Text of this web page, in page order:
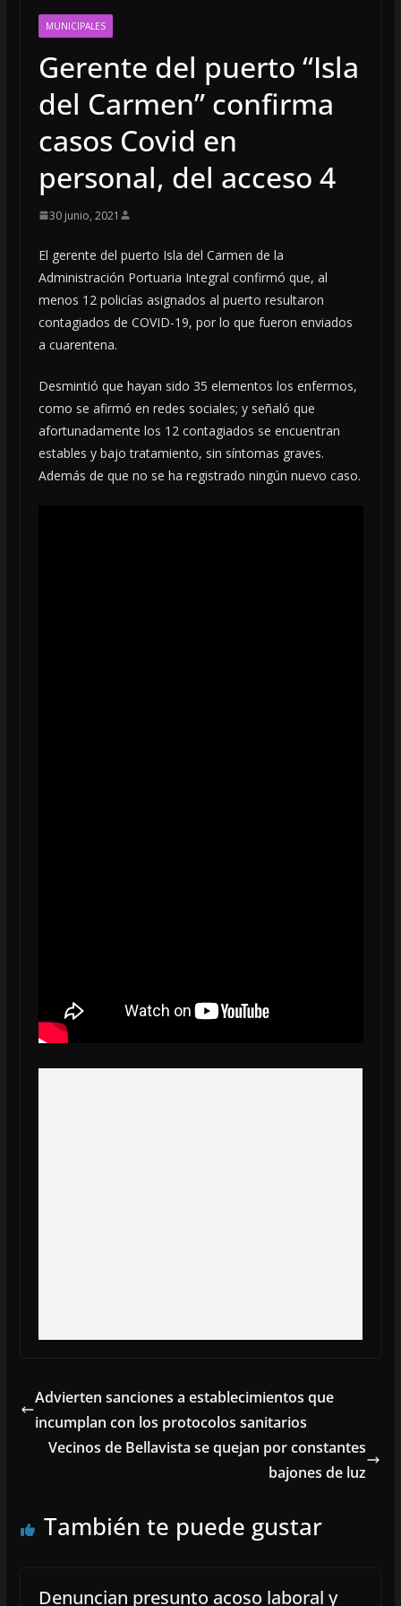
MUNICIPALES
Gerente del puerto “Isla
del Carmen” confirma
casos Covid en
personal, del acceso 4
30 junio, 2021
El gerente del puerto Isla del Carmen de la
Administración Portuaria Integral confirmó que, al
menos 12 policías asignados al puerto resultaron
contagiados de COVID-19, por lo que fueron enviados
a cuarentena.
Desmintió que hayan sido 35 elementos los enfermos,
como se afirmó en redes sociales; y señaló que
afortunadamente los 12 contagiados se encuentran
estables y bajo tratamiento, sin síntomas graves.
Además de que no se ha registrado ningún nuevo caso.
Advierten sanciones a establecimientos que
incumplan con los protocolos sanitarios
Vecinos de Bellavista se quejan por constantes
bajones de luz
También te puede gustar
Denuncian presunto acoso laboral y